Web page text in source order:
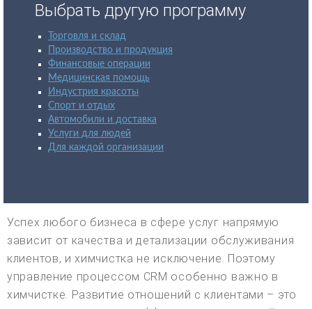
Выбрать другую программу
Торговля и склад
Производство и продукция
Финансовые операции
Медицинская помощь
Индустрия красоты
Спорт и отдых
Автомобили и доставка
Услуги для людей
Для каждой организации
Успех любого бизнеса в сфере услуг напрямую
зависит от качества и детализации обслуживания
клиентов, и химчистка не исключение. Поэтому
управление процессом CRM особенно важно в
химчистке. Развитие отношений с клиентами – это